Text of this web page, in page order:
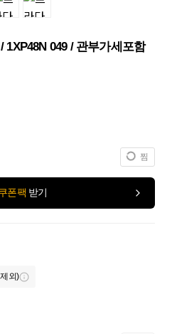
049 / 관부가세포함
찜
폰팩 받기
외)